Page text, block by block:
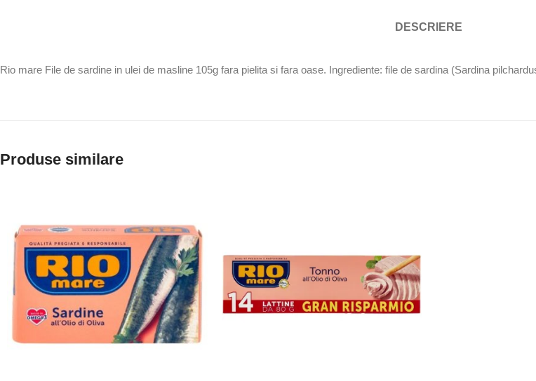
DESCRIERE
Rio mare File de sardine in ulei de masline 105g fara pielita si fara oase. Ingrediente: file de sardina (Sardina
Produse similare